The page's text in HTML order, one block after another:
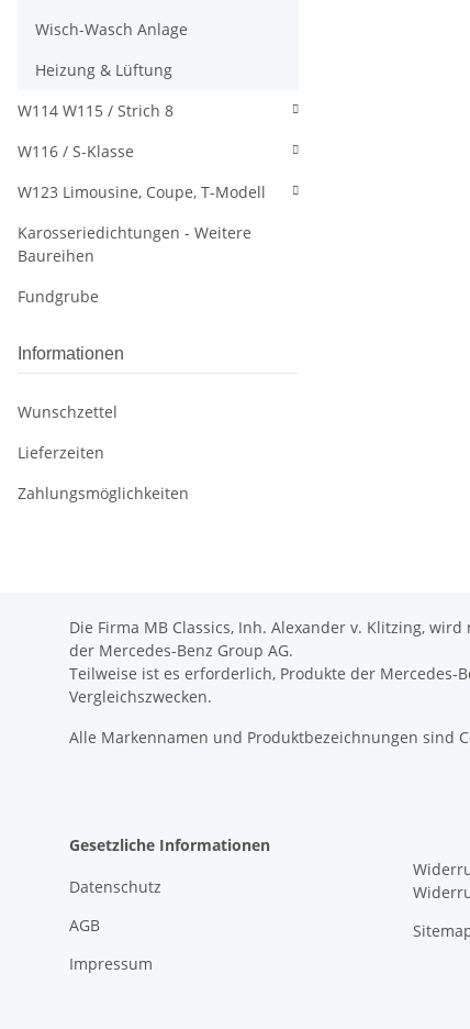
Wisch-Wasch Anlage
Heizung & Lüftung
W114 W115 / Strich 8
W116 / S-Klasse
W123 Limousine, Coupe, T-Modell
Karosseriedichtungen - Weitere
Baureihen
Fundgrube
Informationen
Wunschzettel
Lieferzeiten
Zahlungsmöglichkeiten
Die Firma MB Classics, Inh. Alexander v. Klitzing,
der Mercedes-Benz Group AG.
Teilweise ist es erforderlich, Produkte der
Vergleichszwecken.
Alle Markennamen und Produktbezeichnungen sind
Gesetzliche Informationen
Datenschutz
AGB
Impressum